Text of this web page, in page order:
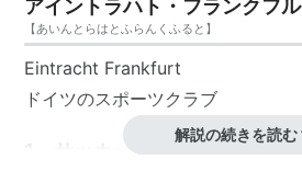
アイントラハト・フランクフル
【あいんとらはとふらんくふると 】
Eintracht Frankfurt
ドイツのスポーツクラブ
1．サッカー部門
解説の続きを読む